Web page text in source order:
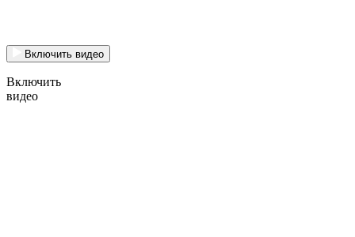
Включить видео
Включить
видео